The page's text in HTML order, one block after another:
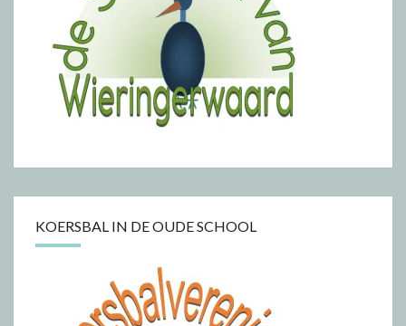
KOERSBAL IN DE OUDE SCHOOL